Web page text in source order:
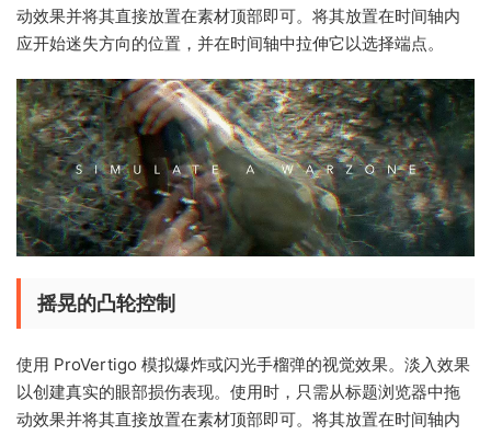
动效果并将其直接放置在素材顶部即可。将其放置在时间轴内
应开始迷失方向的位置，并在时间轴中拉伸它以选择端点。
摇晃的凸轮控制
使用 ProVertigo 模拟爆炸或闪光手榴弹的视觉效果。淡入效果
以创建真实的眼部损伤表现。使用时，只需从标题浏览器中拖
动效果并将其直接放置在素材顶部即可。将其放置在时间轴内